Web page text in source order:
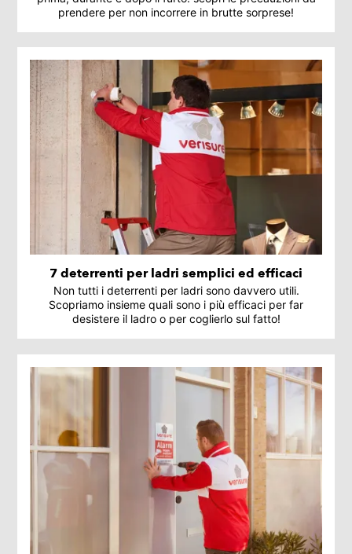
prendere per non incorrere in brutte sorprese!
7 deterrenti per ladri semplici ed efficaci
Non tutti i deterrenti per ladri sono davvero utili.
Scopriamo insieme quali sono i più efficaci per far
desistere il ladro o per coglierlo sul fatto!